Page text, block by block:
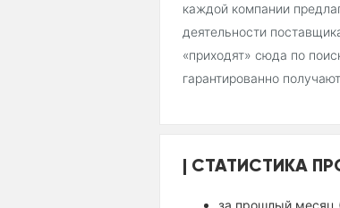
каждой компании
деятельности
«приходят» сюда по
гарантированно
СТАТИСТИКА
за прошлый месяц